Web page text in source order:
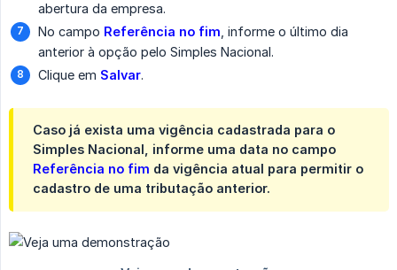
abertura da empresa.
No campo Referência no fim , informe o último dia
anterior à opção pelo Simples Nacional.
Clique em Salvar.
Caso já exista uma vigência cadastrada para o
Simples Nacional, informe uma data no campo
Referência no fim da vigência atual para permitir o
cadastro de uma tributação anterior.